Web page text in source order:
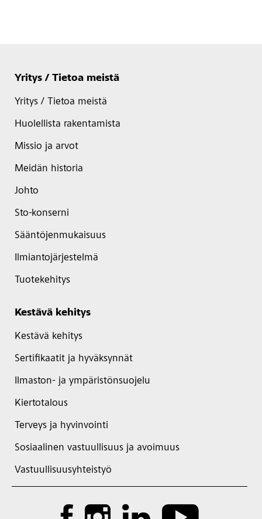
Yritys / Tietoa meistä
Yritys / Tietoa meistä
Huolellista rakentamista
Missio ja arvot
Meidän historia
Johto
Sto-konserni
Sääntöjenmukaisuus
Ilmiantojärjestelmä
Tuotekehitys
Kestävä kehitys
Kestävä kehitys
Sertifikaatit ja hyväksynnät
Ilmaston- ja ympäristönsuojelu
Kiertotalous
Terveys ja hyvinvointi
Sosiaalinen vastuullisuus ja avoimuus
Vastuullisuusyhteistyö